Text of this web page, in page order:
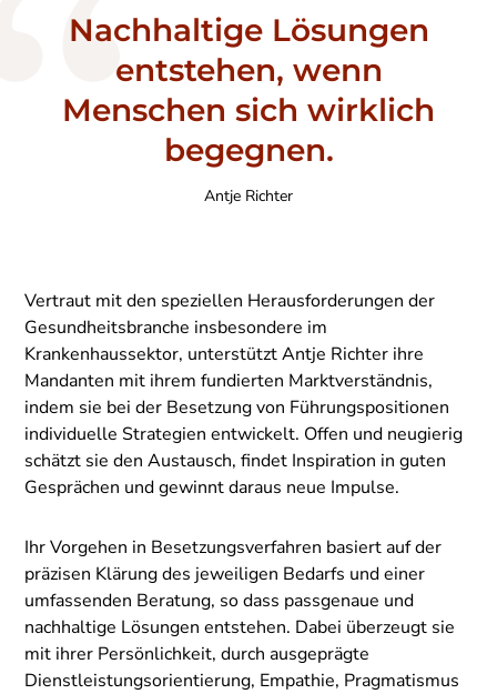
Nachhaltige Lösungen
entstehen, wenn
Menschen sich wirklich
begegnen.
Antje Richter
Vertraut mit den speziellen Herausforderungen der
Gesundheitsbranche insbesondere im
Krankenhaussektor, unterstützt Antje Richter ihre
Mandanten mit ihrem fundierten Marktverständnis,
indem sie bei der Besetzung von Führungspositionen
individuelle Strategien entwickelt. Offen und neugierig
schätzt sie den Austausch, findet Inspiration in guten
Gesprächen und gewinnt daraus neue Impulse.
Ihr Vorgehen in Besetzungsverfahren basiert auf der
präzisen Klärung des jeweiligen Bedarfs und einer
umfassenden Beratung, so dass passgenaue und
nachhaltige Lösungen entstehen. Dabei überzeugt sie
mit ihrer Persönlichkeit, durch ausgeprägte
Dienstleistungsorientierung, Empathie, Pragmatismus